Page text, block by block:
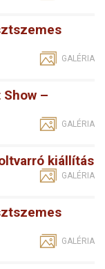
GALÉRIA
–
GALÉRIA
kiállítás
GALÉRIA
GALÉRIA